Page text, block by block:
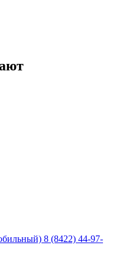
8 (8422) 44-97-